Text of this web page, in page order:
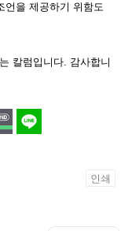
언을 제공하기 위함도
칼럼입니다. 감사합니
인쇄